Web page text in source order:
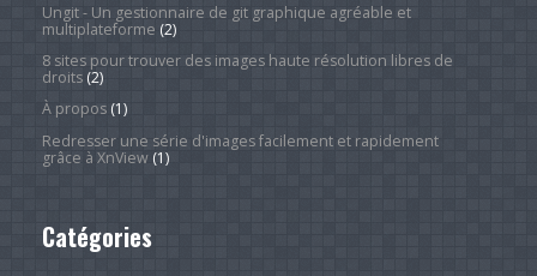
Ungit - Un gestionnaire de git graphique agréable et
multiplateforme (2)
8 sites pour trouver des images haute résolution libres de
droits(2)
À propos(1)
Redresser une série d'images facilement et rapidement
grâce à XnView(1)
Catégories